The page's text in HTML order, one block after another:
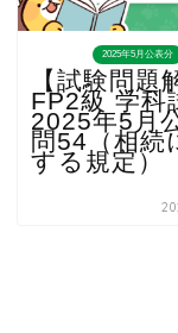
2025年5月公表分
【試験問題
FP2級 学科
2025年5月
問54（相続
する規定）